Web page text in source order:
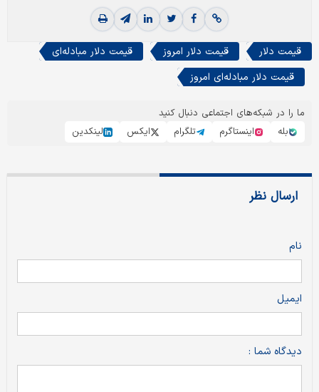
قیمت دلار قیمت دلار امروز
قیمت دلار مبادله‌ای
قیمت دلار مبادله‌ای امروز
ما را در شبکه‌های اجتماعی دنبال کنید
بله
اینستاگرم تلگرام ایکس لینکدین
ارسال نظر
نام
ایمیل
دیدگاه شما :